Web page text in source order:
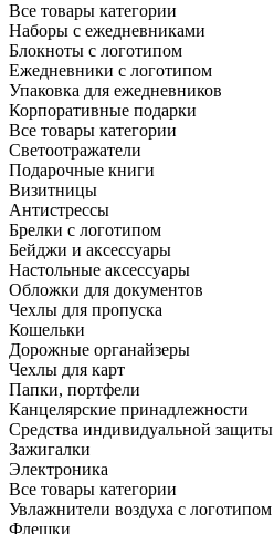
Все товары категории
Наборы с ежедневниками
Блокноты с логотипом
Ежедневники с логотипом
Упаковка для ежедневников
Корпоративные подарки
Все товары категории
Светоотражатели
Подарочные книги
Визитницы
Антистрессы
Брелки с логотипом
Бейджи и аксессуары
Настольные аксессуары
Обложки для документов
Чехлы для пропуска
Кошельки
Дорожные органайзеры
Чехлы для карт
Папки, портфели
Канцелярские принадлежности
Средства индивидуальной защиты
Зажигалки
Электроника
Все товары категории
Увлажнители воздуха с логотипом
Флешки